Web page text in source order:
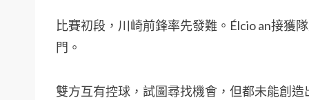
比賽初段，川崎前鋒率先發難。Élcio an接獲
門。
雙方互有控球，試圖尋找機會，但都未能創